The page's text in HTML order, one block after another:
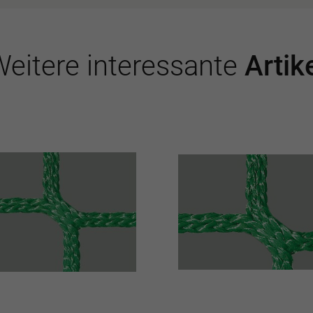
interessante